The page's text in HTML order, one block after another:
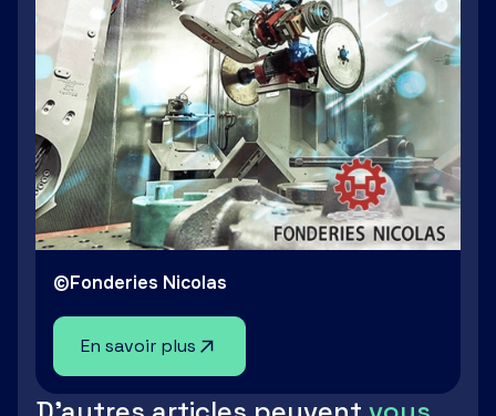
©Fonderies Nicolas
En savoir plus